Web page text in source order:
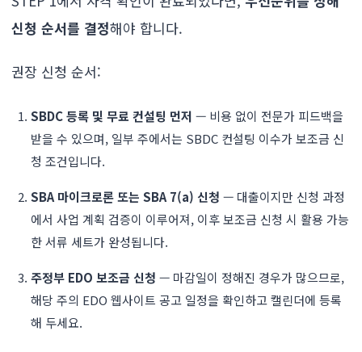
신청 순서를 결정해야 합니다.
권장 신청 순서:
SBDC 등록 및 무료 컨설팅 먼저 — 비용 없이 전문가 피드백을
받을 수 있으며, 일부 주에서는 SBDC 컨설팅 이수가 보조금 신
청 조건입니다.
SBA 마이크로론 또는 SBA 7(a) 신청 — 대출이지만 신청 과정
에서 사업 계획 검증이 이루어져, 이후 보조금 신청 시 활용 가능
한 서류 세트가 완성됩니다.
주정부 EDO 보조금 신청 — 마감일이 정해진 경우가 많으므로,
해당 주의 EDO 웹사이트 공고 일정을 확인하고 캘린더에 등록
해 두세요.